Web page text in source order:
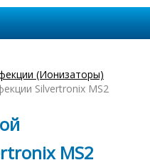
(Ионизаторы)
Silvertronix MS2
MS2